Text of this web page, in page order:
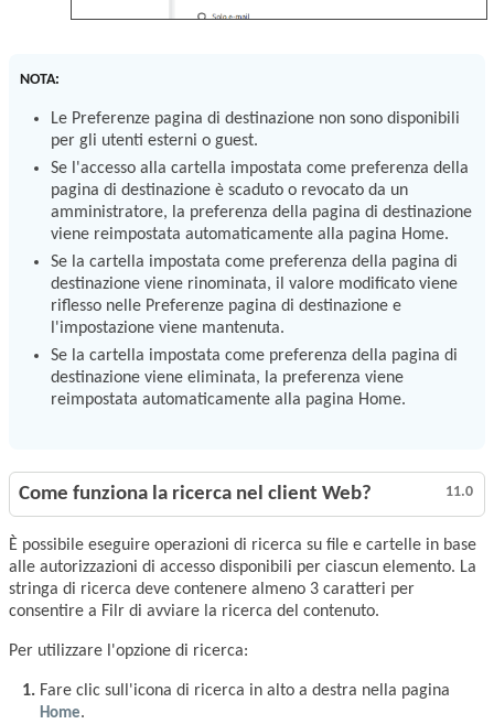
NOTA:
Le Preferenze pagina di destinazione non sono disponibili
per gli utenti esterni o guest.
Se l'accesso alla cartella impostata come preferenza della
pagina di destinazione è scaduto o revocato da un
amministratore, la preferenza della pagina di destinazione
viene reimpostata automaticamente alla pagina Home.
Se la cartella impostata come preferenza della pagina di
destinazione viene rinominata, il valore modificato viene
riflesso nelle Preferenze pagina di destinazione e
l'impostazione viene mantenuta.
Se la cartella impostata come preferenza della pagina di
destinazione viene eliminata, la preferenza viene
reimpostata automaticamente alla pagina Home.
11.0
Come funziona la ricerca nel client Web?
È possibile eseguire operazioni di ricerca su file e cartelle in base
alle autorizzazioni di accesso disponibili per ciascun elemento. La
stringa di ricerca deve contenere almeno 3 caratteri per
consentire a Filr di avviare la ricerca del contenuto.
Per utilizzare l'opzione di ricerca:
Fare clic sull'icona di ricerca in alto a destra nella pagina
Home.